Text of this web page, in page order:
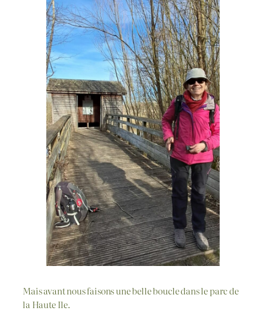
Mais avant nous faisons une belle boucle dans le parc de
la Haute Ile.